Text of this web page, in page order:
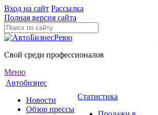
Вход на сайт Рассылка
Полная версия сайта
Свой среди профессионалов
Меню
Автобизнес
Новости
Обзор прессы
Статистика